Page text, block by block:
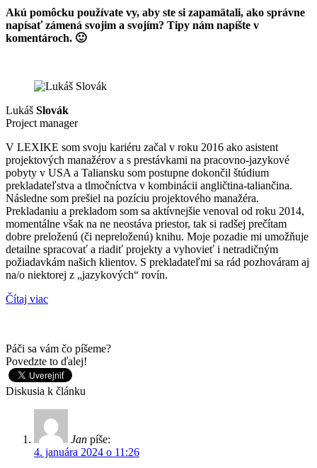
Akú pomôcku používate vy, aby ste si zapamätali, ako správne
napísať zámená svojim a svojím? Tipy nám napíšte v
komentároch. 🙂
Lukáš Slovák
Project manager
V LEXIKE som svoju kariéru začal v roku 2016 ako asistent
projektových manažérov a s prestávkami na pracovno-jazykové
pobyty v USA a Taliansku som postupne dokončil štúdium
prekladateľstva a tlmočníctva v kombinácii angličtina-taliančina.
Následne som prešiel na pozíciu projektového manažéra.
Prekladaniu a prekladom som sa aktívnejšie venoval od roku 2014,
momentálne však na ne neostáva priestor, tak si radšej prečítam
dobre preloženú (či nepreloženú) knihu. Moje pozadie mi umožňuje
detailne spracovať a riadiť projekty a vyhovieť i netradičným
požiadavkám našich klientov. S prekladateľmi sa rád pozhováram aj
na/o niektorej z „jazykových“ rovín.
Čítaj viac
Páči sa vám čo píšeme?
Povedzte to ďalej!
Diskusia k článku
Jan píše:
4. januára 2024 o 11:26